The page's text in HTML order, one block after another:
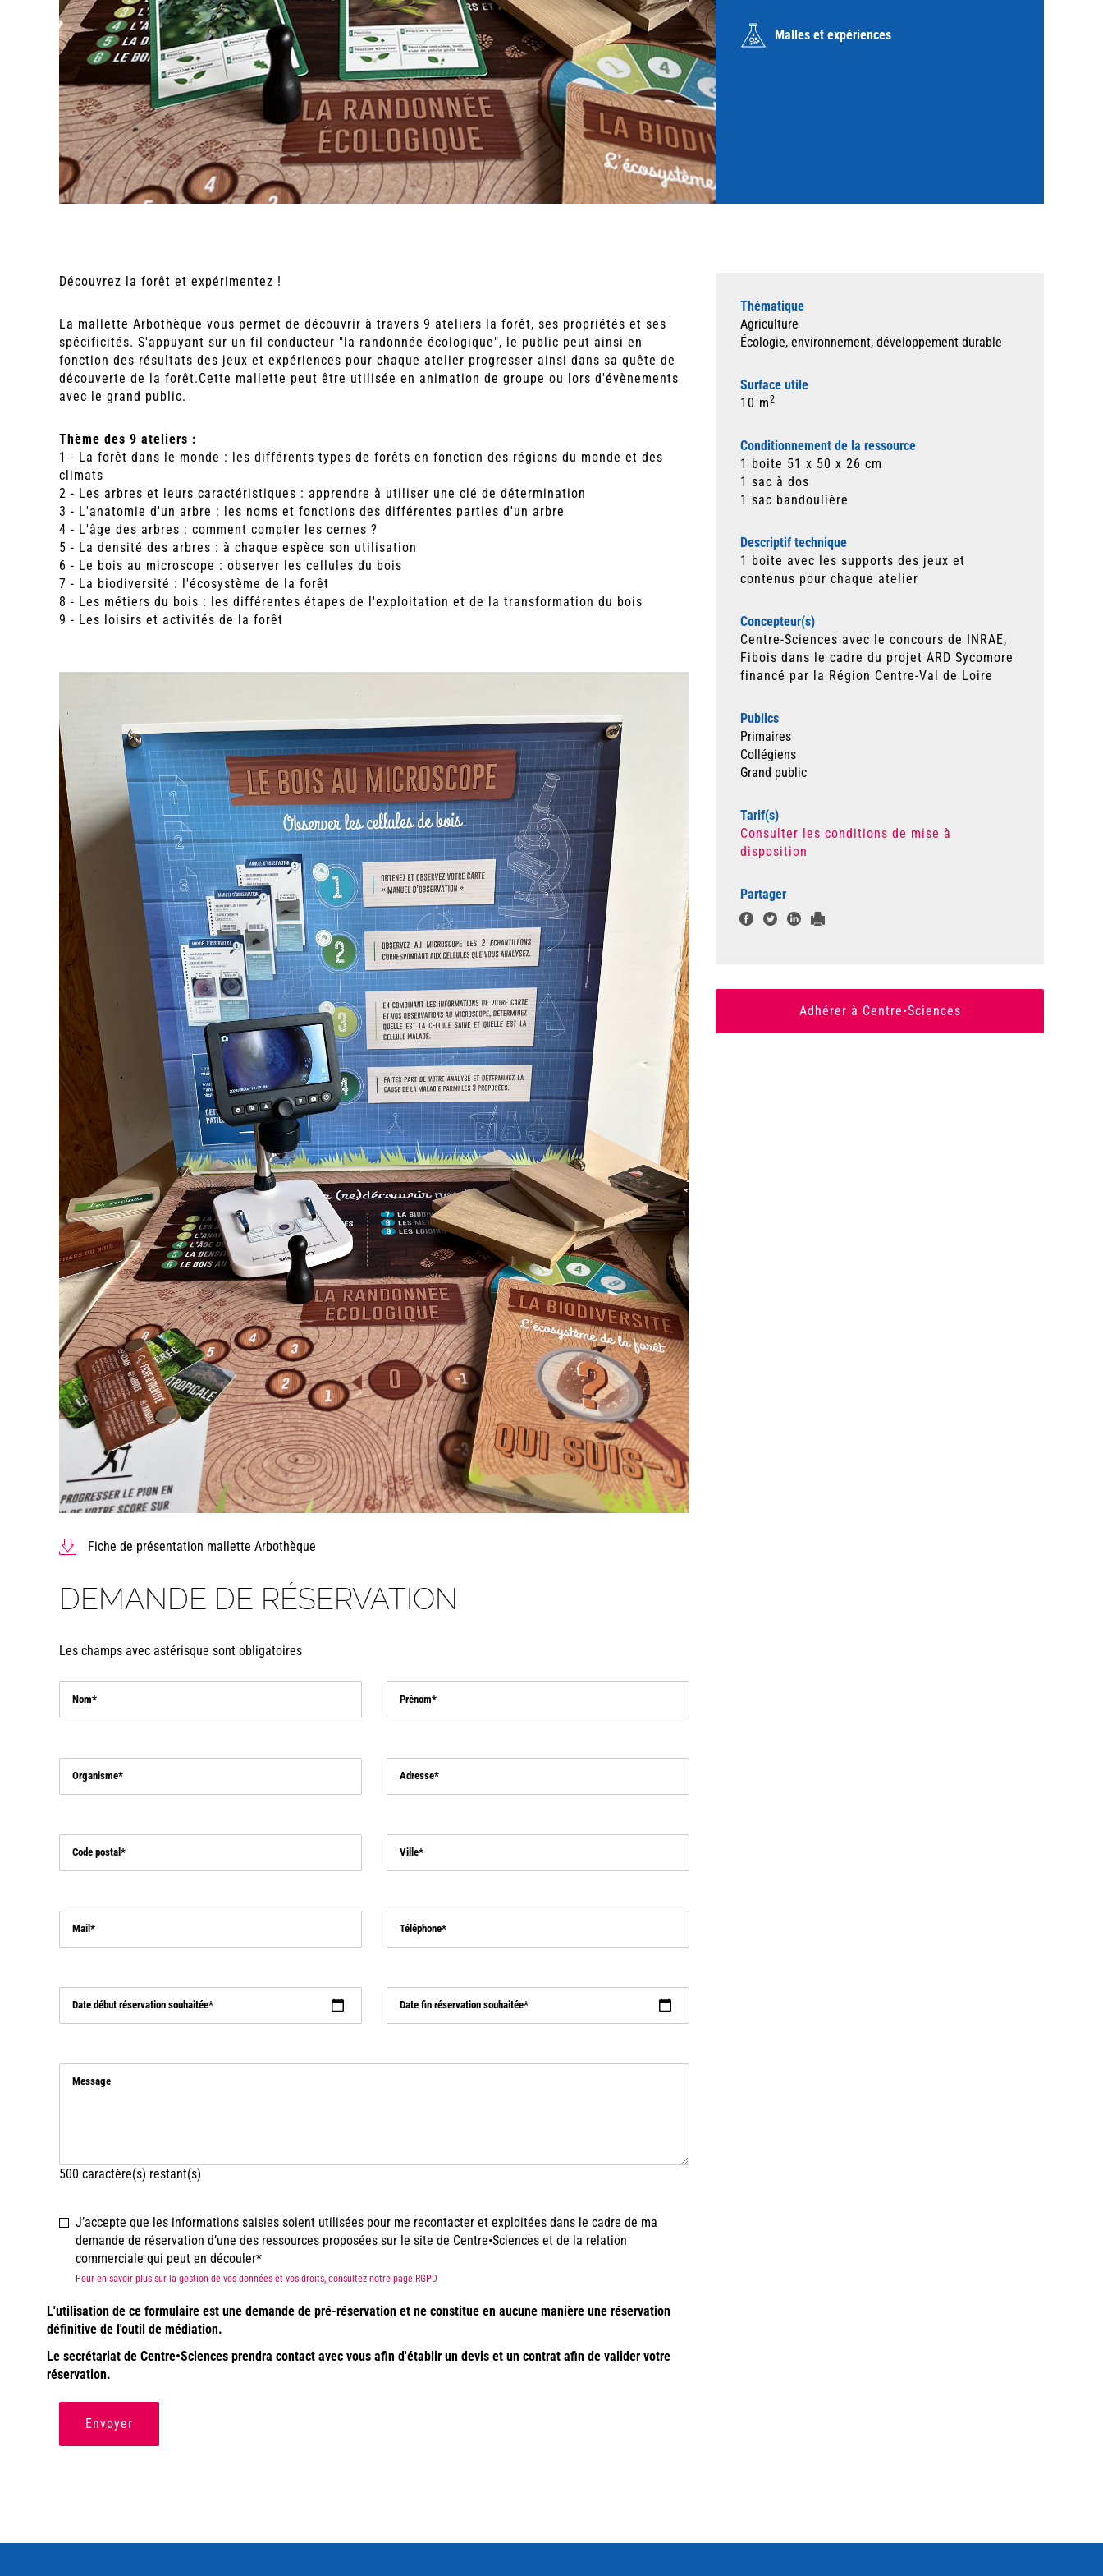
Malles et expériences
Découvrez la forêt et expérimentez !
La mallette Arbothèque vous permet de découvrir à travers 9 ateliers la forêt, ses propriétés et ses
spécificités. S'appuyant sur un fil conducteur "la randonnée écologique", le public peut ainsi en
fonction des résultats des jeux et expériences pour chaque atelier progresser ainsi dans sa quête de
découverte de la forêt.Cette mallette peut être utilisée en animation de groupe ou lors d'évènements
avec le grand public.
Thème des 9 ateliers :
1 - La forêt dans le monde : les différents types de forêts en fonction des régions du monde et des
climats
2 - Les arbres et leurs caractéristiques : apprendre à utiliser une clé de détermination
3 - L'anatomie d'un arbre : les noms et fonctions des différentes parties d'un arbre
4 - L'âge des arbres : comment compter les cernes ?
5 - La densité des arbres : à chaque espèce son utilisation
6 - Le bois au microscope : observer les cellules du bois
7 - La biodiversité : l'écosystème de la forêt
8 - Les métiers du bois : les différentes étapes de l'exploitation et de la transformation du bois
9 - Les loisirs et activités de la forêt
Fiche de présentation mallette Arbothèque
DEMANDE DE RÉSERVATION
Les champs avec astérisque sont obligatoires
Nom Prénom
Organisme Adresse
Code postal Ville
Mail Téléphone
Date début réservation souhaitée Date fin réservation souhaitée
Message
500 caractère(s) restant(s)
J’accepte que les informations saisies soient utilisées pour me recontacter et exploitées dans le cadre de ma
demande de réservation d’une des ressources proposées sur le site de Centre•Sciences et de la relation
commerciale qui peut en découler
Pour en savoir plus sur la gestion de vos données et vos droits, consultez notre page RGPD
L'utilisation de ce formulaire est une demande de pré-réservation et ne constitue en aucune manière une réservation
définitive de l'outil de médiation.
Le secrétariat de Centre•Sciences prendra contact avec vous afin d'établir un devis et un contrat afin de valider votre
réservation.
Envoyer
Thématique
Agriculture
Écologie, environnement, développement durable
Surface utile
10 m2
Conditionnement de la ressource
1 boite 51 x 50 x 26 cm
1 sac à dos
1 sac bandoulière
Descriptif technique
1 boite avec les supports des jeux et
contenus pour chaque atelier
Concepteur(s)
Centre-Sciences avec le concours de INRAE,
Fibois dans le cadre du projet ARD Sycomore
financé par la Région Centre-Val de Loire
Publics
Primaires
Collégiens
Grand public
Tarif(s)
Consulter les conditions de mise à
disposition
Partager
Adhérer à Centre•Sciences